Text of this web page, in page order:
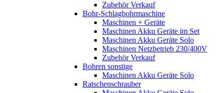
Zubehör Verkauf
Bohr-Schlagbohrmaschine
Maschinen + Geräte
Maschinen Akku Geräte im Set
Maschinen Akku Geräte Solo
Maschinen Netzbetrieb 230/400V
Zubehör Verkauf
Bohren sonstige
Maschinen Akku Geräte Solo
Ratschenschrauber